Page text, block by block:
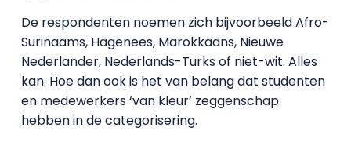
De respondenten noemen zich bijvoorbeeld Afro-
Surinaams, Hagenees, Marokkaans, Nieuwe
Nederlander, Nederlands-Turks of niet-wit. Alles
kan. Hoe dan ook is het van belang dat studenten
en medewerkers ‘van kleur’ zeggenschap
hebben in de categorisering.